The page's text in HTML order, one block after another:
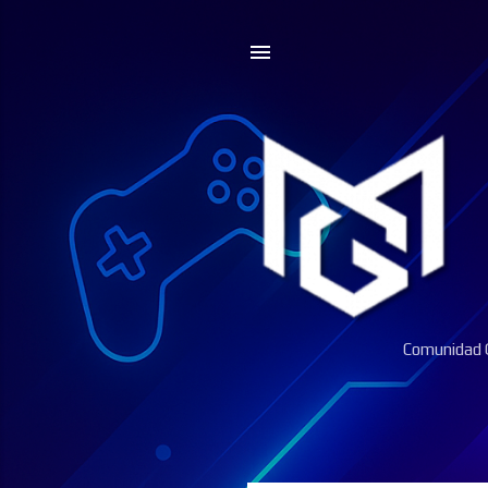
Comunidad